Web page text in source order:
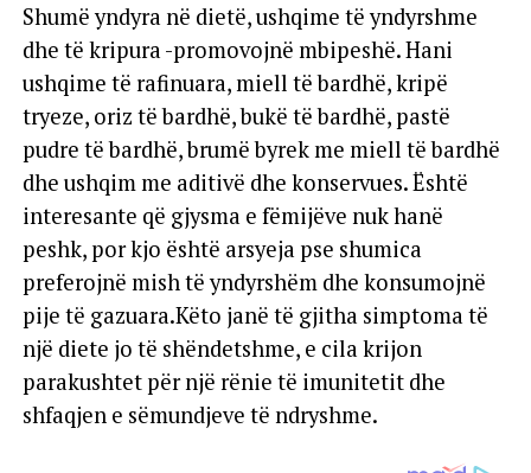
Shumë yndyra në dietë, ushqime të yndyrshme
dhe të kripura -promovojnë mbipeshë. Hani
ushqime të rafinuara, miell të bardhë, kripë
tryeze, oriz të bardhë, bukë të bardhë, pastë
pudre të bardhë, brumë byrek me miell të bardhë
dhe ushqim me aditivë dhe konservues. Është
interesante që gjysma e fëmijëve nuk hanë
peshk, por kjo është arsyeja pse shumica
preferojnë mish të yndyrshëm dhe konsumojnë
pije të gazuara.Këto janë të gjitha simptoma të
një diete jo të shëndetshme, e cila krijon
parakushtet për një rënie të imunitetit dhe
shfaqjen e sëmundjeve të ndryshme.